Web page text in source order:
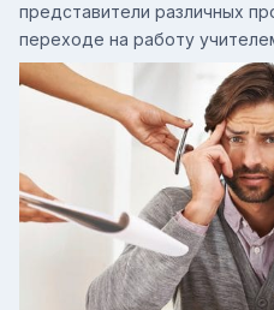
представители различных
переходе на работу